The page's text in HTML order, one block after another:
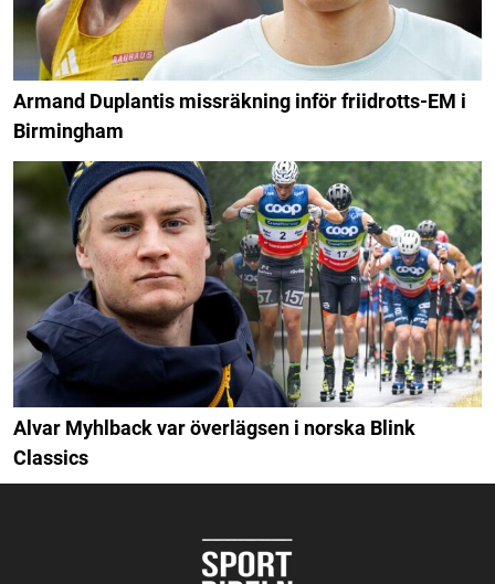
Armand Duplantis missräkning inför friidrotts-EM i
Birmingham
Alvar Myhlback var överlägsen i norska Blink
Classics